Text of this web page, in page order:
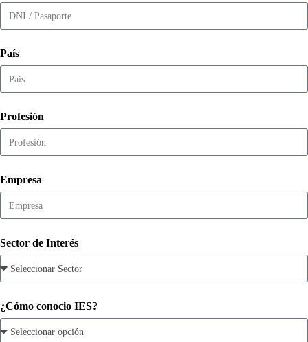
País
Profesión
Empresa
Sector de Interés
¿Cómo conocio IES?